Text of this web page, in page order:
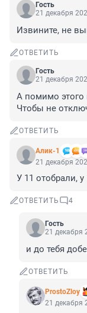
Гость
21 декабря
Извините, не
ОТВЕТИТЬ
Гость
21 декабря
А помимо
Чтобы не
ОТВЕТИТЬ
Алик-1
21 декабря
У 11 отобрали,
ОТВЕТИТЬ 4
Гость
21 декабря
и до тебя
ОТВЕТИТЬ
ProstoZloy
21 декабря